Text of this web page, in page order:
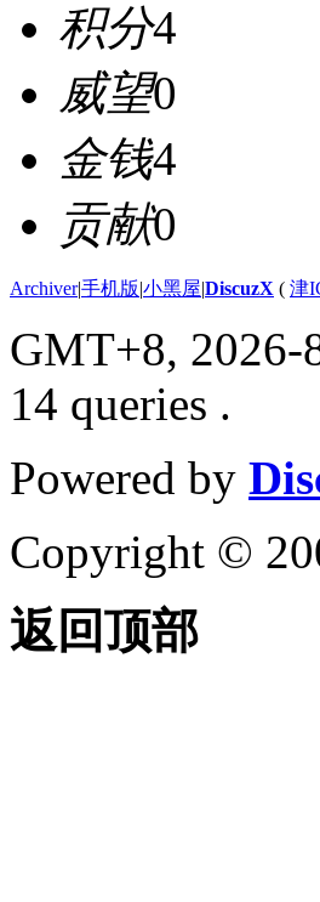
积分4
威望0
金钱4
贡献0
Archiver|手机版|小黑屋|DiscuzX ( 津
GMT+8, 2026-
14 queries .
Powered by
Copyright ©
返回顶部